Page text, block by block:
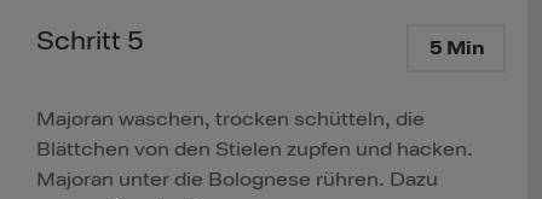
Schritt 5 5 Min
Majoran waschen, trocken schütteln, die
Blättchen von den Stielen zupfen und hacken.
Majoran unter die Bolognese rühren. Dazu